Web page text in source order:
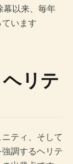
幕以来、毎年
います
リテ
ティ、そして
調するヘリテ